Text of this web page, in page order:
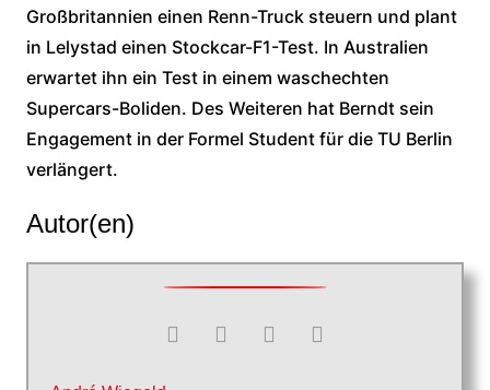
Großbritannien einen Renn-Truck steuern und plant
in Lelystad einen Stockcar-F1-Test. In Australien
erwartet ihn ein Test in einem waschechten
Supercars-Boliden. Des Weiteren hat Berndt sein
Engagement in der Formel Student für die TU Berlin
verlängert.
Autor(en)